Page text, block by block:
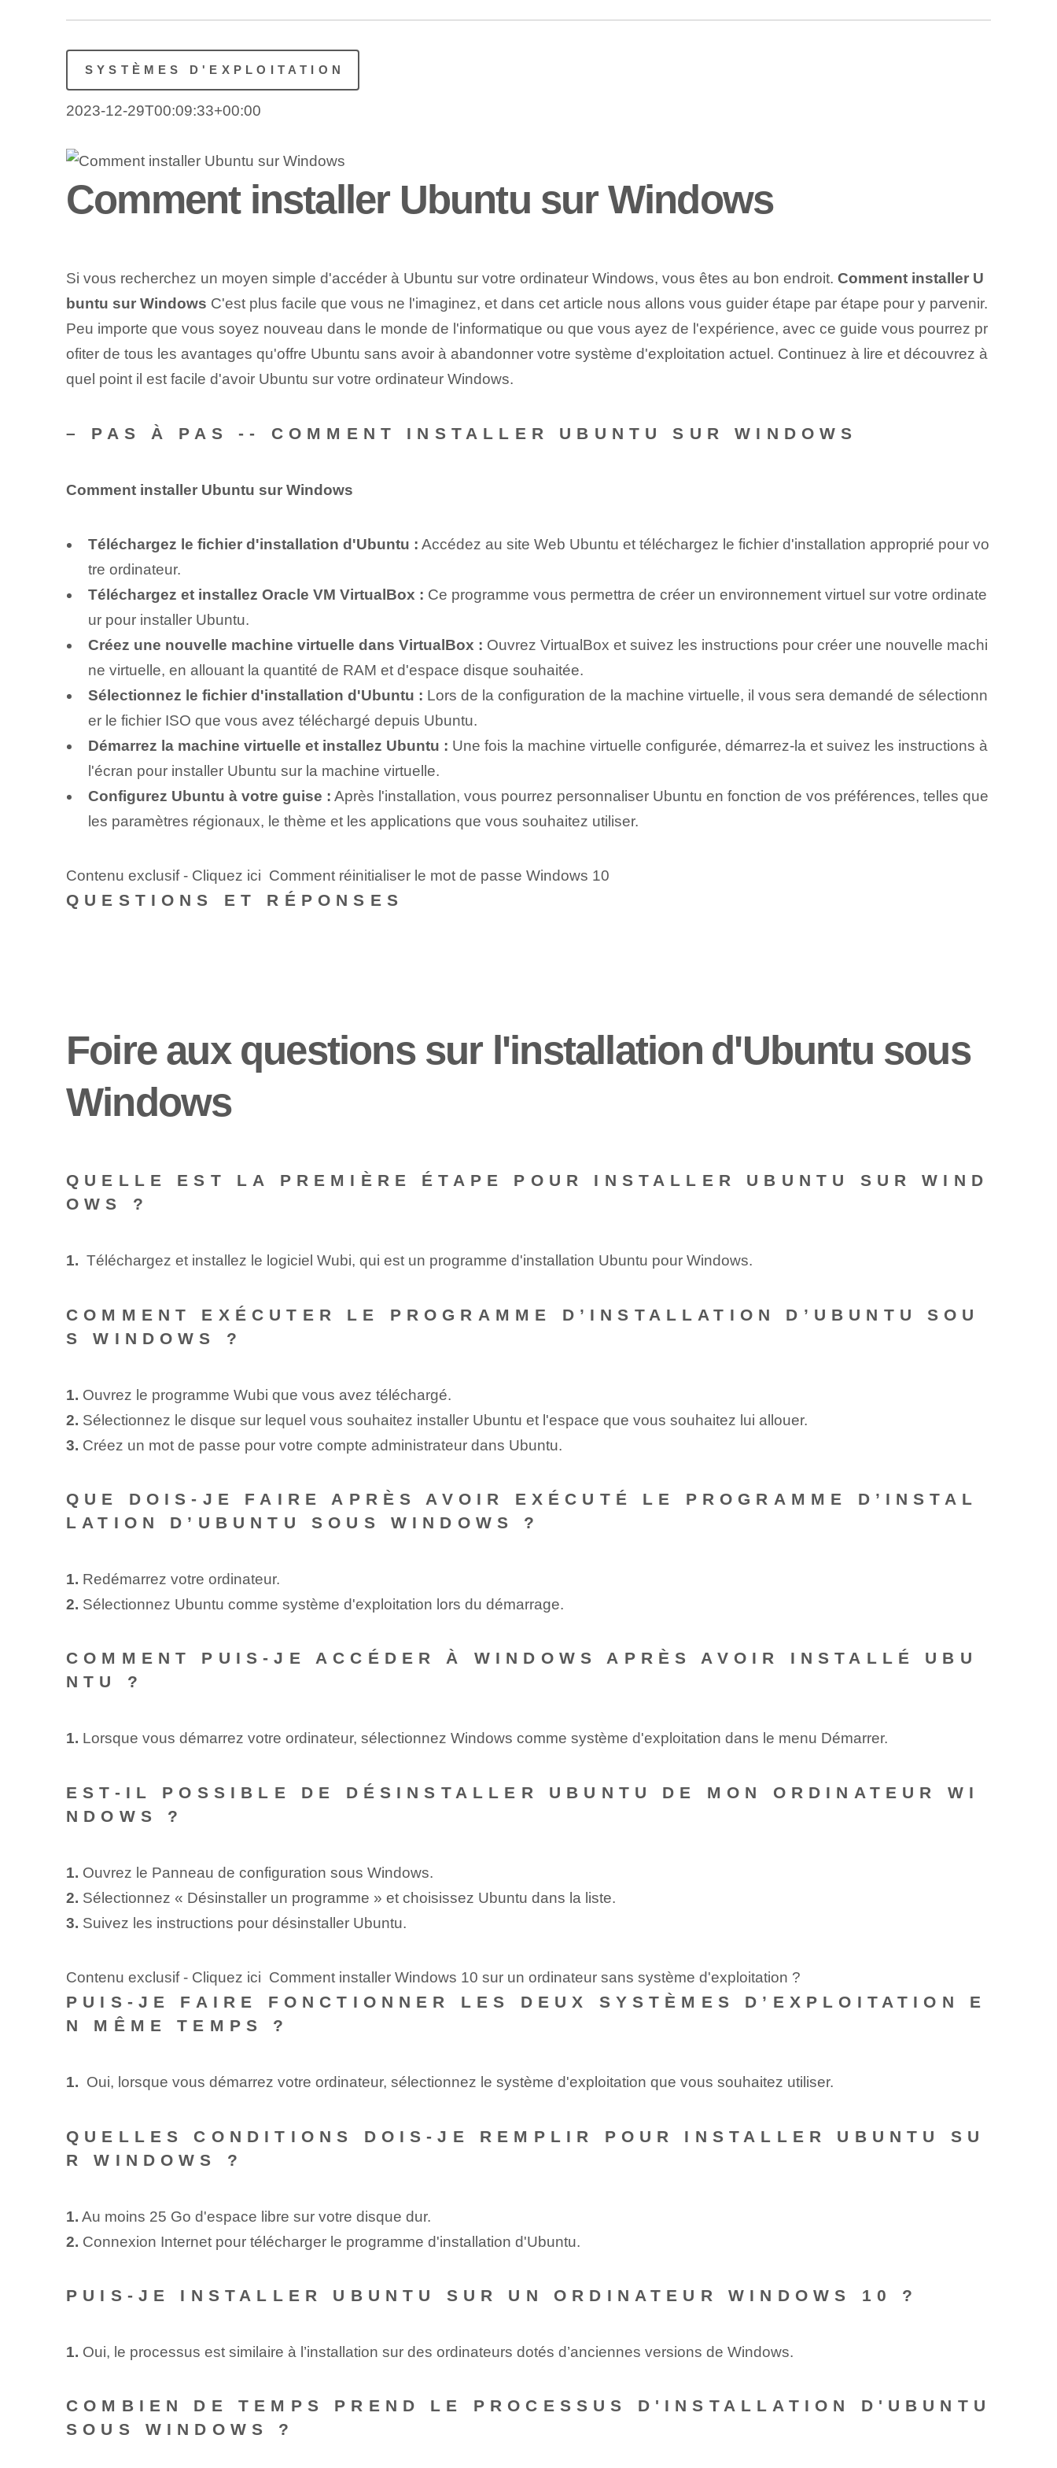
SYSTÈMES D'EXPLOITATION
2023-12-29T00:09:33+00:00
Comment installer Ubuntu sur Windows
Si vous recherchez un moyen simple d'accéder à Ubuntu sur votre ordinateur Windows, vous êtes au bon endroit. Comment installer U
buntu sur Windows C'est plus facile que vous ne l'imaginez, et dans cet article nous allons vous guider étape par étape pour y parvenir.
Peu importe que vous soyez nouveau dans le monde de l'informatique ou que vous ayez de l'expérience, avec ce guide vous pourrez pr
ofiter de tous les avantages qu'offre Ubuntu sans avoir à abandonner votre système d'exploitation actuel. Continuez à lire et découvrez à
quel point il est facile d'avoir Ubuntu sur votre ordinateur Windows.
– PAS À PAS -- COMMENT INSTALLER UBUNTU SUR WINDOWS
Comment installer Ubuntu sur Windows
Téléchargez le fichier d'installation d'Ubuntu : Accédez au site Web Ubuntu et téléchargez le fichier d'installation approprié pour vo
tre ordinateur.
Téléchargez et installez Oracle ⁢VM⁤ VirtualBox : Ce programme vous permettra de créer un environnement virtuel sur votre ordinate
ur pour installer Ubuntu.
Créez une nouvelle machine virtuelle dans VirtualBox : Ouvrez VirtualBox et suivez les instructions pour créer une nouvelle machi
ne virtuelle, en allouant la quantité de RAM et d'espace disque souhaitée.
Sélectionnez le fichier d'installation d'Ubuntu : Lors de la configuration de la machine virtuelle, il vous sera demandé de sélectionn
er le fichier ISO que vous avez téléchargé depuis Ubuntu.
Démarrez la machine virtuelle et installez Ubuntu : Une fois la machine virtuelle configurée, démarrez-la et suivez les instructions à
l'écran pour installer Ubuntu sur la machine virtuelle.
Configurez ⁢Ubuntu à votre guise : Après l'installation, vous pourrez personnaliser Ubuntu en fonction de vos préférences, telles que
les paramètres régionaux, le thème et les applications que vous souhaitez utiliser.
Contenu exclusif - Cliquez ici Comment réinitialiser le mot de passe Windows 10
QUESTIONS ET RÉPONSES
Foire aux questions sur l'installation⁢ d'Ubuntu sous
Windows
QUELLE EST LA PREMIÈRE ÉTAPE POUR INSTALLER UBUNTU SUR WIND
OWS ?
1. ⁣ Téléchargez et installez le logiciel Wubi, qui est un programme d'installation Ubuntu pour Windows.
COMMENT EXÉCUTER LE PROGRAMME D’INSTALLATION D’UBUNTU SOU
S WINDOWS ?
1. Ouvrez le programme Wubi que vous avez téléchargé.
2. ‌Sélectionnez le disque sur lequel vous souhaitez installer Ubuntu et l'espace‍ que vous souhaitez lui allouer.
3. Créez un ⁢mot de passe pour votre ⁢compte administrateur dans Ubuntu.
QUE DOIS-JE FAIRE APRÈS AVOIR EXÉCUTÉ LE PROGRAMME D’INSTAL
LATION D’UBUNTU SOUS WINDOWS ?
1. Redémarrez votre ordinateur.
2. Sélectionnez Ubuntu comme système d'exploitation lors du démarrage.
COMMENT PUIS-JE ACCÉDER À WINDOWS APRÈS AVOIR INSTALLÉ UBU
NTU ?
1. Lorsque vous démarrez votre ordinateur, sélectionnez Windows comme système d'exploitation dans le menu Démarrer.
EST-IL POSSIBLE DE DÉSINSTALLER UBUNTU DE MON ORDINATEUR WI
NDOWS ?
1. Ouvrez le Panneau de configuration​ sous Windows.
2. Sélectionnez « Désinstaller un programme » et choisissez Ubuntu dans la liste.
3. Suivez les instructions pour désinstaller Ubuntu.
Contenu exclusif - Cliquez ici Comment installer Windows 10 sur un ordinateur sans système d'exploitation ?
PUIS-JE FAIRE FONCTIONNER LES DEUX SYSTÈMES D’EXPLOITATION E
N MÊME TEMPS ?
1. ⁤ Oui, lorsque vous démarrez votre ordinateur, sélectionnez le système d'exploitation que vous souhaitez utiliser.
QUELLES CONDITIONS DOIS-JE REMPLIR POUR INSTALLER UBUNTU SU
R WINDOWS ?
1. Au moins 25 Go d'espace libre sur votre disque dur.
2. Connexion Internet pour télécharger le programme d'installation d'Ubuntu.
PUIS-JE INSTALLER UBUNTU SUR UN ORDINATEUR WINDOWS 10 ?
1. Oui, le processus est similaire à l’installation sur des ordinateurs dotés d’anciennes versions de Windows.
COMBIEN DE TEMPS PREND LE PROCESSUS D'INSTALLATION D'UBUNTU
SOUS WINDOWS ?